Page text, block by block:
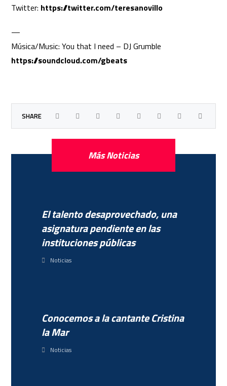
Twitter: https://twitter.com/teresanovillo
—
Música/Music: You that I need – DJ Grumble
https://soundcloud.com/gbeats
Más Noticias
El talento desaprovechado, una
asignatura pendiente en las
instituciones públicas
Noticias
Conocemos a la cantante Cristina
la Mar
Noticias